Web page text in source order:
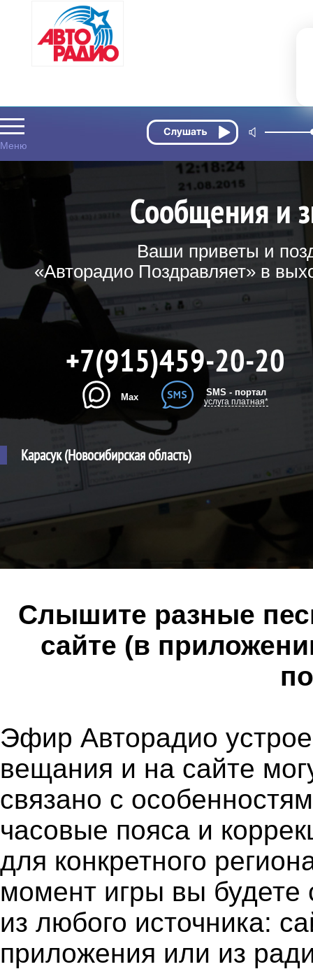
Сообщения и
Ваши приветы и
«Авторадио Поздравляет» в
+7(915)459-20-20
Max SMS - портал
услуга платная*
Карасук (Новосибирская область)
Слышите разные
сайте (в
Эфир Авторадио
вещания и на сайте
связано с
часовые пояса и
для конкретного
момент игры вы
из любого источника:
приложения или из